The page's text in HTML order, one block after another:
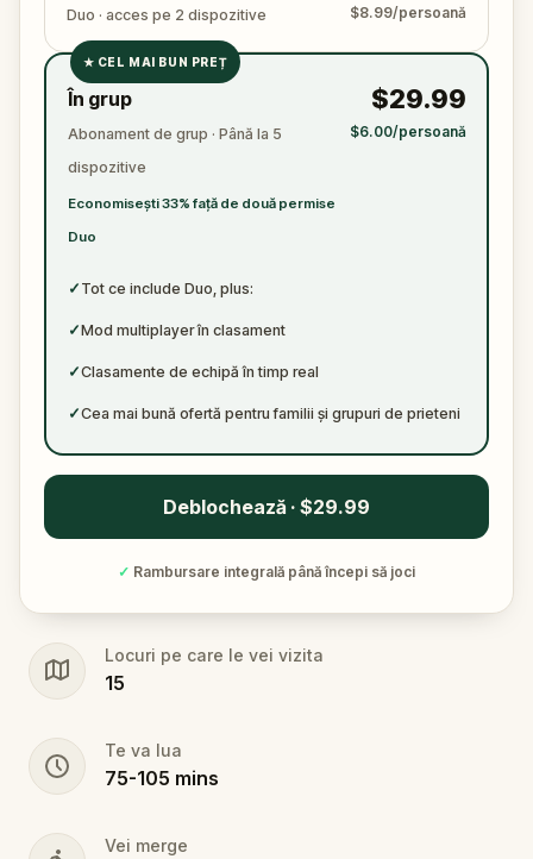
paper.In 90 minutes, the trail will go cold.
Love was the reason you came. Justice is why you
stay.
Duo · acces pe 2 dispozitive $8.99/persoană
✓
✓
★ CEL MAI BUN PREȚ
În grup
Abonament de grup · Până la 5
dispozitive
Economisești 33% față de două permise
Duo
$29.99
$6.00/persoană
✓ Tot ce include Duo, plus:
✓Mod multiplayer în clasament
✓Clasamente de echipă în timp real
✓Cea mai bună ofertă pentru familii și grupuri de prieteni
Deblochează · $29.99
✓ Rambursare integrală până începi să joci
Locuri pe care le vei vizita
15
Te va lua
75-105 mins
Vei merge